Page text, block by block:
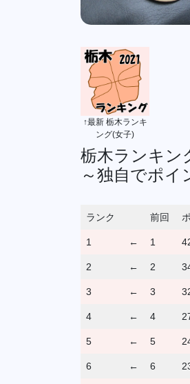
↑最新 栃木ランキ
ング(女子)
栃木ランキン
～独自でポイ
ランク 前回
1 ← 1
2 ← 2
3 ← 3
4 ← 4
5 ← 5
6 ← 6